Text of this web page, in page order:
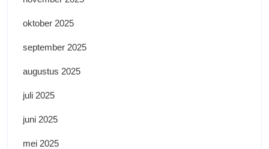
oktober 2025
september 2025
augustus 2025
juli 2025
juni 2025
mei 2025